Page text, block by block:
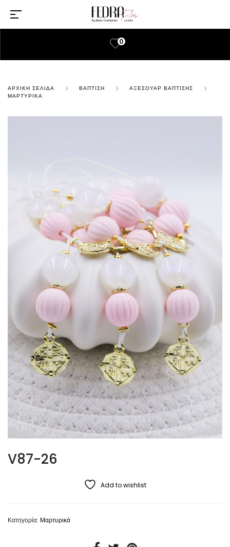
0
ΑΡΧΙΚΉ ΣΕΛΊΔΑ ΒΆΠΤΙΣΗ
ΑΞΕΣΟΥΆΡ ΒΆΠΤΙΣΗΣ
ΜΑΡΤΥΡΙΚΆ
V87-26
Add to wishlist
Κατηγορία: Μαρτυρικά